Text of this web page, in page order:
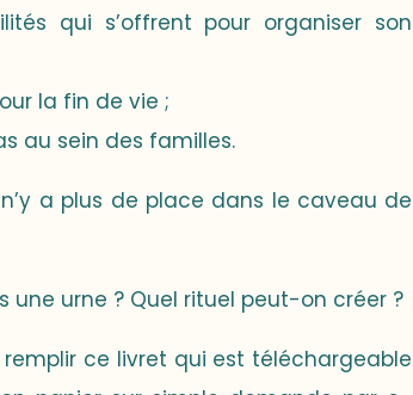
qui s’offrent pour organiser son
la fin de vie ;
au sein des familles.
a plus de place dans le caveau de
une urne ? Quel rituel peut-on créer ?
ce livret qui est téléchargeable